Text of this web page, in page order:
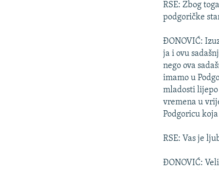
RSE: Zbog
podgoričke
ĐONOVIĆ:
ja i ovu
nego ova
imamo u
mladosti
vremena u
Podgoricu
RSE: Vas je
ĐONOVIĆ: